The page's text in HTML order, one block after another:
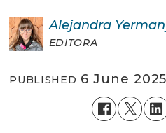
Alejandra
EDITORA
PUBLISHED 6 June